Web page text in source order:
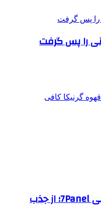
را پس گرفت
گرنیکا کافی
خدمات شبکه‌های اجتماعی 7Panel؛ از جذب